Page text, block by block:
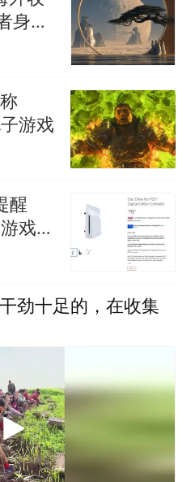
身份
游戏
醒
戏不
劲十足的，在收集